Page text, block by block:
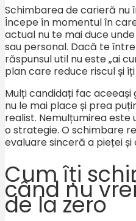
Schimbarea de carieră nu
Începe în momentul în
actual nu te mai duce
sau personal. Dacă te
răspunsul util nu este „ai
plan care reduce riscul și
Mulți candidați fac
nu le mai place și prea
realist. Nemulțumirea este
o strategie. O schimbare
evaluare sinceră a pieței și
Cum îți
când nu
de la zero